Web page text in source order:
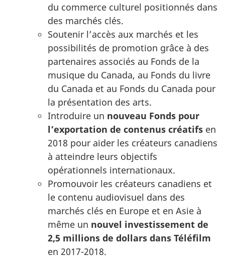
du commerce culturel positionnés dans
des marchés clés.
Soutenir l’accès aux marchés et les
possibilités de promotion grâce à des
partenaires associés au Fonds de la
musique du Canada, au Fonds du livre
du Canada et au Fonds du Canada pour
la présentation des arts.
Introduire un nouveau Fonds pour
l’exportation de contenus créatifs en
2018 pour aider les créateurs canadiens
à atteindre leurs objectifs
opérationnels internationaux.
Promouvoir les créateurs canadiens et
le contenu audiovisuel dans des
marchés clés en Europe et en Asie à
même un nouvel investissement de
2,5 millions de dollars dans Téléfilm
en 2017-2018.